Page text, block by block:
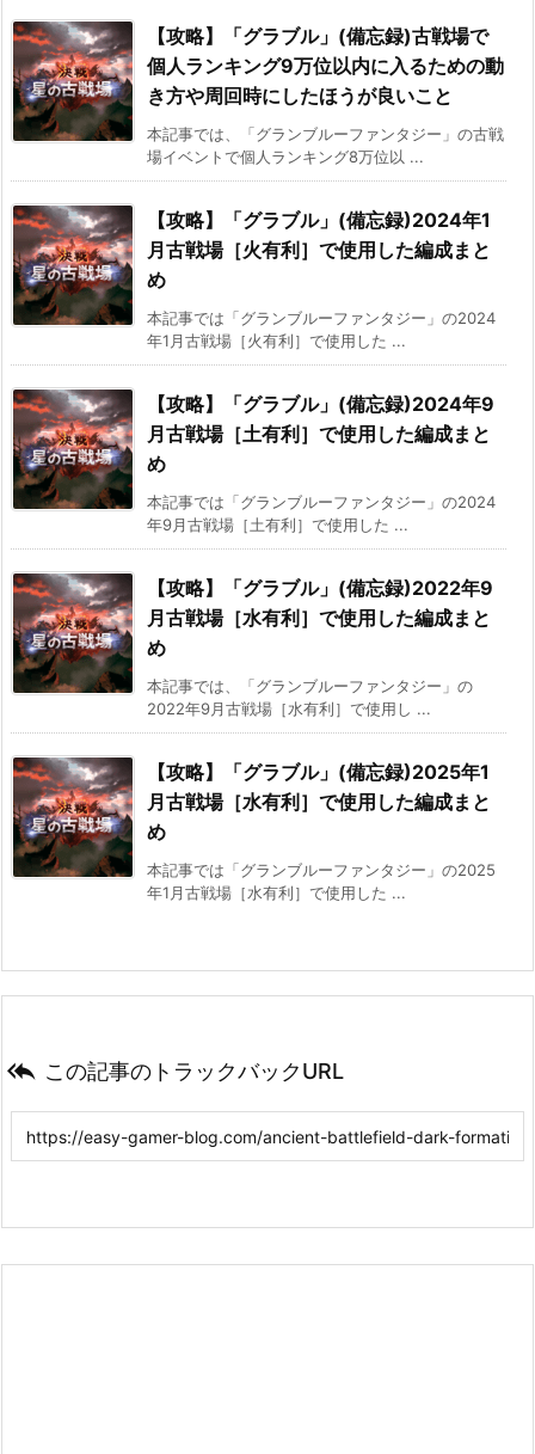
【攻略】「グラブル」(備忘録)古戦場で
個人ランキング9万位以内に入るための動
き方や周回時にしたほうが良いこと
本記事では、「グランブルーファンタジー」の古戦
場イベントで個人ランキング8万位以 ...
【攻略】「グラブル」(備忘録)2024年1
月古戦場［火有利］で使用した編成まと
め
本記事では「グランブルーファンタジー」の2024
年1月古戦場［火有利］で使用した ...
【攻略】「グラブル」(備忘録)2024年9
月古戦場［土有利］で使用した編成まと
め
本記事では「グランブルーファンタジー」の2024
年9月古戦場［土有利］で使用した ...
【攻略】「グラブル」(備忘録)2022年9
月古戦場［水有利］で使用した編成まと
め
本記事では、「グランブルーファンタジー」の
2022年9月古戦場［水有利］で使用し ...
【攻略】「グラブル」(備忘録)2025年1
月古戦場［水有利］で使用した編成まと
め
本記事では「グランブルーファンタジー」の2025
年1月古戦場［水有利］で使用した ...
 この記事のトラックバックURL